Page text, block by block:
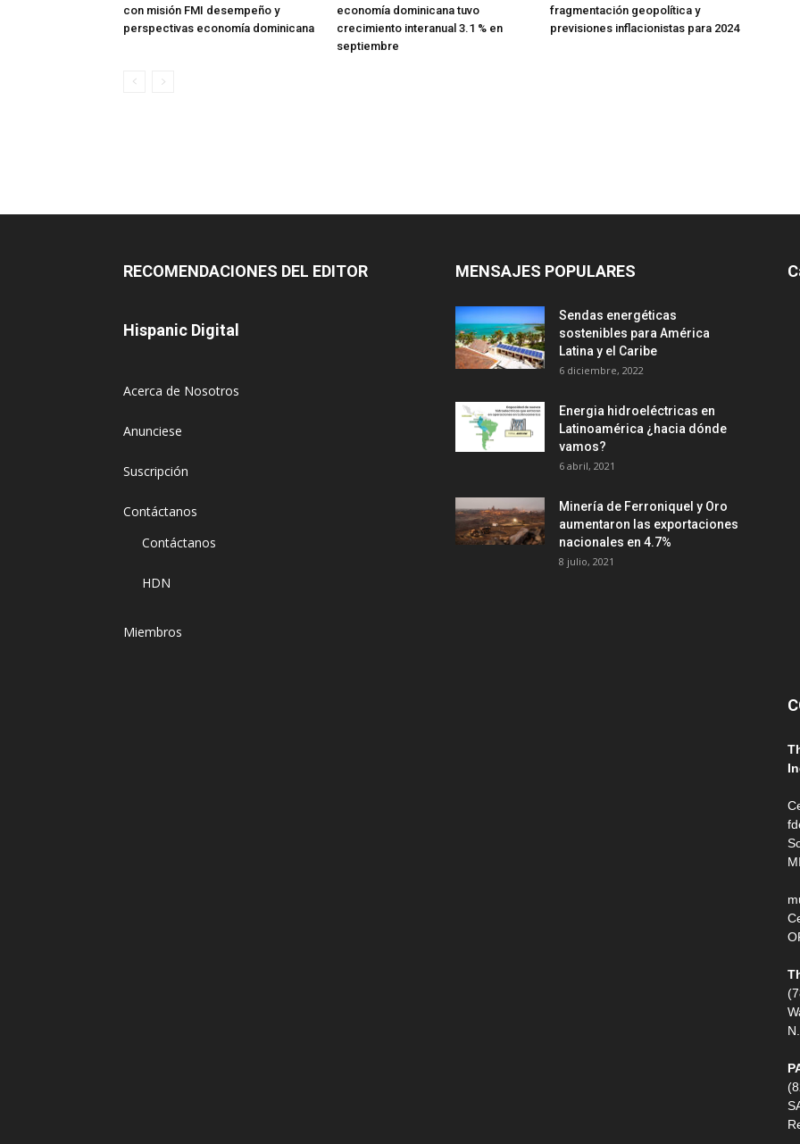
con misión FMI desempeño y
perspectivas economía dominicana
economía dominicana tuvo
crecimiento interanual 3.1 % en
septiembre
fragmentación geopolítica y
previsiones inflacionistas para 2024
RECOMENDACIONES DEL EDITOR
Hispanic Digital
Acerca de Nosotros
Anunciese
Suscripción
Contáctanos
Contáctanos
HDN
Miembros
MENSAJES POPULARES
Sendas energéticas
sostenibles para América
Latina y el Caribe
6 diciembre, 2022
Energia hidroeléctricas en
Latinoamérica ¿hacia dónde
vamos?
6 abril, 2021
Minería de Ferroniquel y Oro
aumentaron las exportaciones
nacionales en 4.7%
8 julio, 2021